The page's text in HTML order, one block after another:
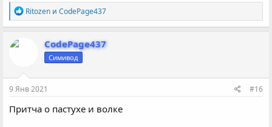
Р
е
а
:
Ritozen и CodePage437
CodePage437
Симивод
9 Янв 2021 #16
Притча о пастухе и волке